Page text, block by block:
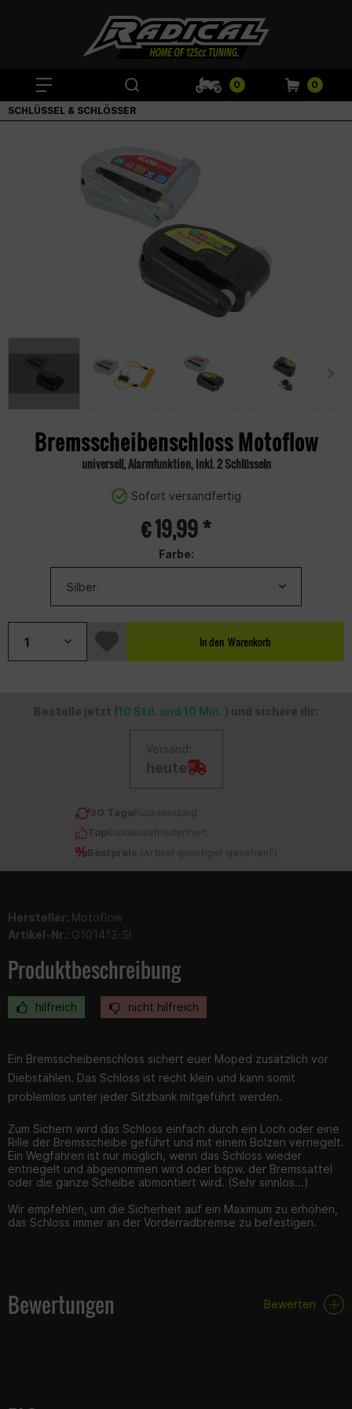
0 0
SCHLÜSSEL & SCHLÖSSER
Bremsscheibenschloss Motoflow
universell, Alarmfunktion, Inkl. 2 Schlüsseln
Sofort versandfertig
€ 19,99 *
Farbe:
In den Warenkorb
Bestelle jetzt (10 Std. und 10 Min. ) und sichere dir:
Versand:
heute
30 TageRücksendung
TopKundenzufriedenheit
Bestpreis ( Artikel günstiger gesehen? )
Hersteller: Motoflow
Artikel-Nr.: G101413-SI
Produktbeschreibung
hilfreich nicht hilfreich
Ein Bremsscheibenschloss sichert euer Moped zusätzlich vor
Diebstählen. Das Schloss ist recht klein und kann somit
problemlos unter jeder Sitzbank mitgeführt werden.
Zum Sichern wird das Schloss einfach durch ein Loch oder eine
Rille der Bremsscheibe geführt und mit einem Bolzen verriegelt.
Ein Wegfahren ist nur möglich, wenn das Schloss wieder
entriegelt und abgenommen wird oder bspw. der Bremssattel
oder die ganze Scheibe abmontiert wird. (Sehr sinnlos...)
Wir empfehlen, um die Sicherheit auf ein Maximum zu erhöhen,
das Schloss immer an der Vorderradbremse zu befestigen.
Bewertungen Bewerten